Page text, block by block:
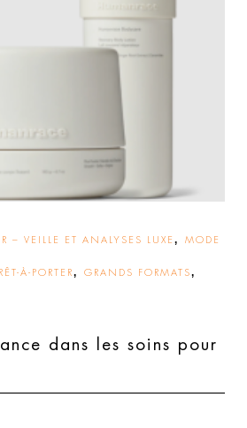
– VEILLE ET ANALYSES LUXE , MODE
À-PORTER, GRANDS FORMATS,
dans les soins pour